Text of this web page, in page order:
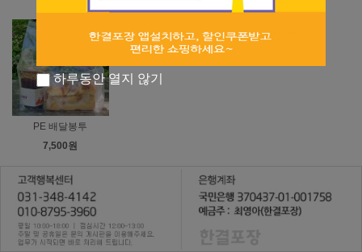
PE 배달봉투
7,500원
하루동안 열지 않기